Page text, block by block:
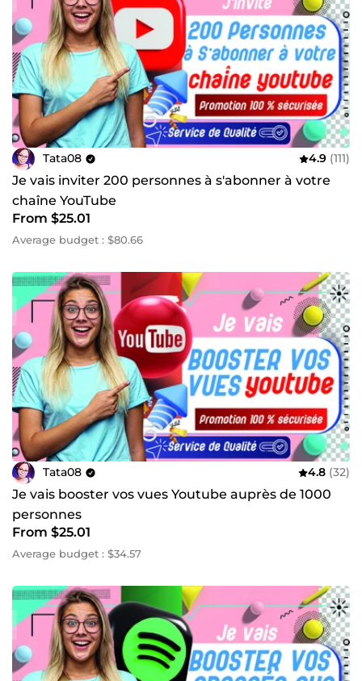
Tata08 4.9 (111)
Je vais inviter 200 personnes à s'abonner à votre
chaîne YouTube
From $25.01
Average budget : $80.66
Tata08 4.8 (32)
Je vais booster vos vues Youtube auprès de 1000
personnes
From $25.01
Average budget : $34.57